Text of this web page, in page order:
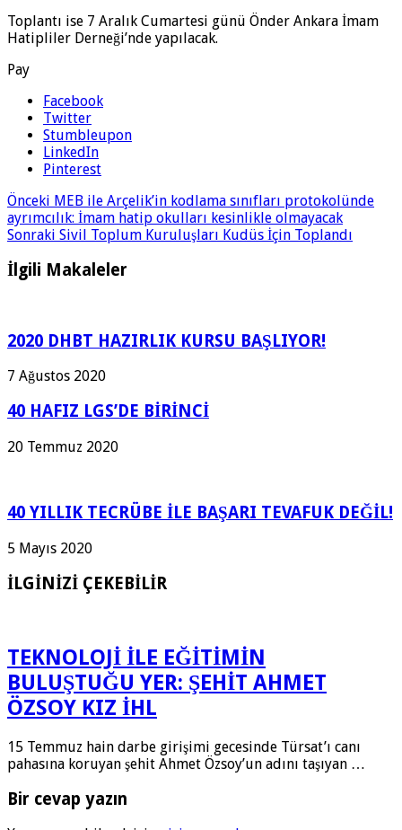
Toplantı ise 7 Aralık Cumartesi günü Önder Ankara İmam
Hatipliler Derneği’nde yapılacak.
Pay
Facebook
Twitter
Stumbleupon
LinkedIn
Pinterest
Önceki MEB ile Arçelik’in kodlama sınıfları protokolünde
ayrımcılık: İmam hatip okulları kesinlikle olmayacak
Sonraki Sivil Toplum Kuruluşları Kudüs İçin Toplandı
İlgili Makaleler
2020 DHBT HAZIRLIK KURSU BAŞLIYOR!
7 Ağustos 2020
40 HAFIZ LGS’DE BİRİNCİ
20 Temmuz 2020
40 YILLIK TECRÜBE İLE BAŞARI TEVAFUK DEĞİL!
5 Mayıs 2020
İLGİNİZİ ÇEKEBİLİR
TEKNOLOJİ İLE EĞİTİMİN
BULUŞTUĞU YER: ŞEHİT AHMET
ÖZSOY KIZ İHL
15 Temmuz hain darbe girişimi gecesinde Türsat’ı canı
pahasına koruyan şehit Ahmet Özsoy’un adını taşıyan …
Bir cevap yazın